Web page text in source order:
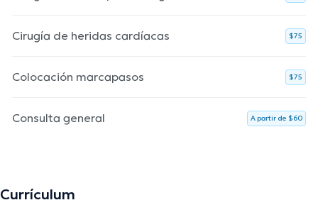
Cirugía de heridas cardíacas $75
Colocación marcapasos $75
Consulta general A partir de $60
Currículum